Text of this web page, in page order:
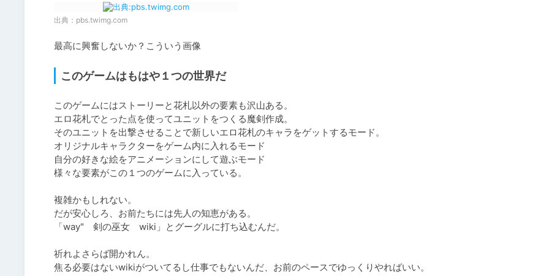
出典： pbs.twimg.com
最高に興奮しないか？こういう画像
このゲームはもはや１つの世界だ
このゲームにはストーリーと花札以外の要素も沢山ある。
エロ花札でとった点を使ってユニットをつくる魔剣作成。
そのユニットを出撃させることで新しいエロ花札のキャラをゲットするモード。
オリジナルキャラクターをゲーム内に入れるモード
自分の好きな絵をアニメーションにして遊ぶモード
様々な要素がこの１つのゲームに入っている。
複雑かもしれない。
だが安心しろ、お前たちには先人の知恵がある。
「way"　剣の巫女　wiki」とグーグルに打ち込むんだ。
祈れよさらば開かれん。
焦る必要はないwikiがついてるし仕事でもないんだ、お前のペースでゆっくりやればいい。